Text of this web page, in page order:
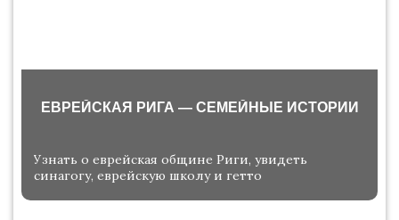
ЕВРЕЙСКАЯ РИГА — СЕМЕЙНЫЕ ИСТОРИИ
Узнать о еврейская общине Риги, увидеть
синагогу, еврейскую школу и гетто